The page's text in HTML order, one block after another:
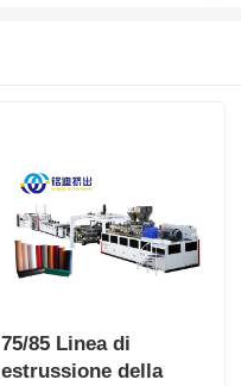
75/85 Linea di
estrussione della